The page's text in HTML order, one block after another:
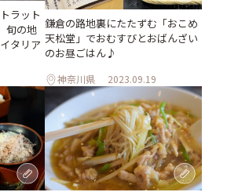
ラット
旬の地
タリア
鎌倉の路地裏にたたずむ「おこめ
天松堂」でおむすびとおばんざい
のお昼ごはん♪
神奈川県 2023.09.19